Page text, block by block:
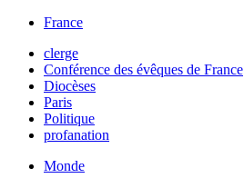
France
clerge
Conférence des évêques de France
Diocèses
Paris
Politique
profanation
Monde